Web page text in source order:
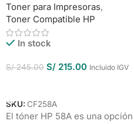
Toner para Impresoras,
Toner Compatible HP
In stock
S/245.00 S/ 215.00 Incluido IGV
SKU: CF258A
El tóner HP 58A es una